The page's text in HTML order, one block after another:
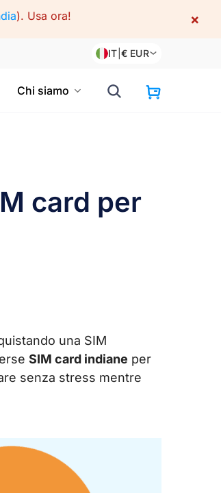
). Usa ora! ×
IT |€ EUR
Chi siamo
card per
una SIM
SIM card indiane per
senza stress mentre